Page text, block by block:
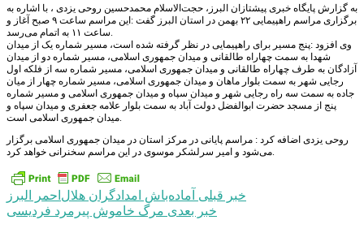
به گزارش پایگاه خبری پیشتازان البرز، حجت‌الاسلام محمدحسین روحی یزدی ، با اشاره به
برگزاری مراسم راهپیمایی ۲۲ بهمن در استان البرز گفت :این مراسم ساعت ۹ صبح آغاز و
ساعت ۱۱ به اتمام می‌رسد.
وی افزود :پنج مسیر برای راهپیمایی در نظر گرفته شده است، مسیر شماره یک از میدان
شهدا به سمت چهاراه طالقانی و میدان جمهوری اسلامی، مسیر شماره دو از میدان
آزادگان به طرف چهاراه طالقانی و میدان جمهوری اسلامی، مسیر شماره سه از فلکه اول
رجایی شهر به سمت بلوار ماهان و میدان جمهوری اسلامی، مسیر شماره چهار از میان
جاده به سمت سه راه رجایی شهر و میدان سپاه و میدان جمهوری اسلامی و مسیر شماره
پنج از مسجد حضرت ابوالفضل دولت آباد به سمت بلوار علامه جعفری و میدان سپاه و
میدان جمهوری اسلامی است.
روحی یزدی اضافه کرد : مراسم پایانی در مرکز استان در میدان جمهوری اسلامی برگزار
می‌شود و امیر سرلشکر موسوی در این مراسم سخنرانی خواهد کرد.
راهبری
نوشته
خبر قبلی آماده‌باش امدادگران هلال‌احمر البرز
خبر بعدی مرگ خاموش پیرمرد فردیسی